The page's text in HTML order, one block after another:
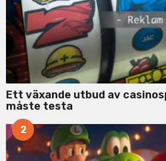
Ett växande utbud av
måste testa
2